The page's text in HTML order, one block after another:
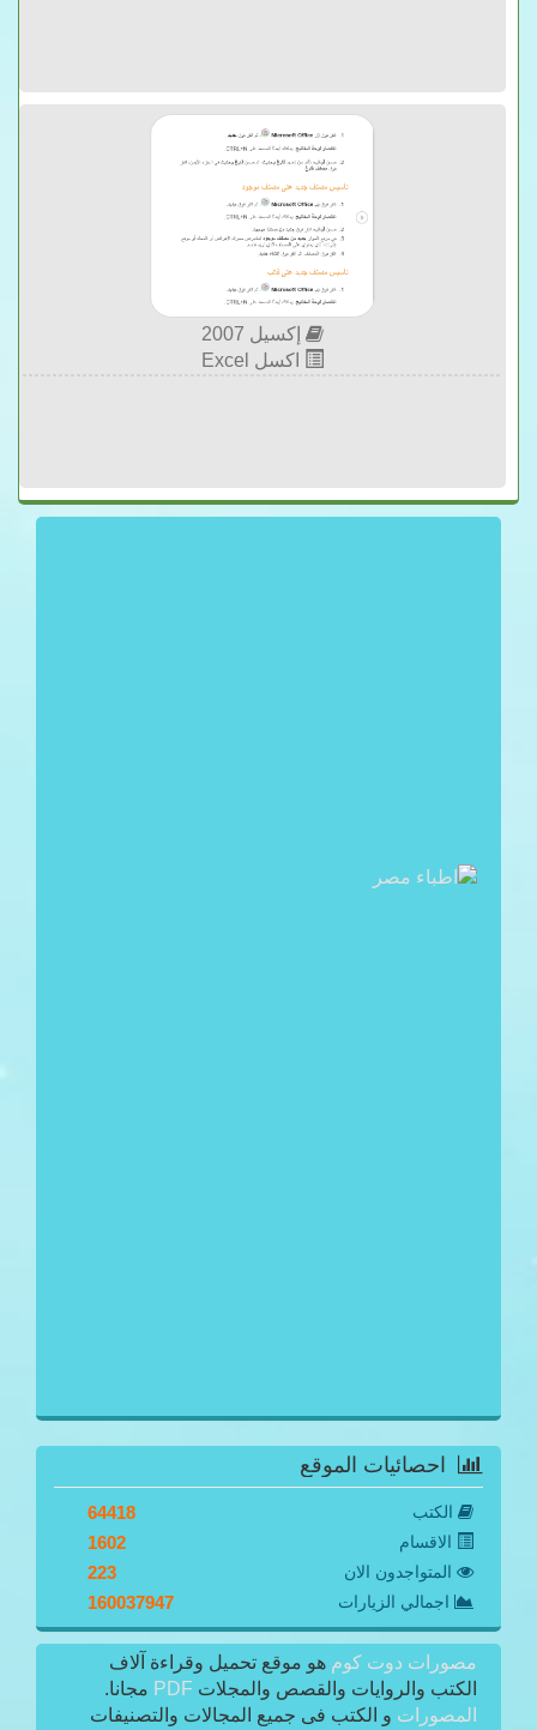
إكسيل 2007
اكسل Excel
احصائيات الموقع
الكتب 64418
الاقسام 1602
المتواجدون الان 223
اجمالي الزيارات 160037947
مصورات دوت كوم هو موقع تحميل وقراءة آلاف
الكتب والروايات والقصص والمجلات PDF مجانا.
المصورات و الكتب فى جميع المجالات والتصنيفات